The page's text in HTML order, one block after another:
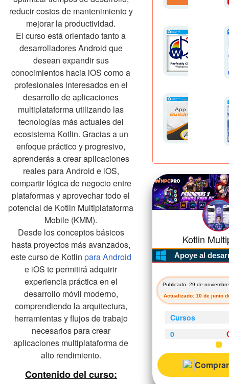
reducir costos de mantenimiento y
mejorar la productividad.
El curso está orientado tanto a
desarrolladores Android que
desean expandir sus
conocimientos hacia iOS como a
profesionales interesados en el
desarrollo de aplicaciones
multiplataforma utilizando las
tecnologías más actuales del
ecosistema Kotlin. Gracias a un
enfoque práctico y progresivo,
aprenderás a crear aplicaciones
reales para Android e iOS,
compartir lógica de negocio entre
plataformas y aprovechar todo el
potencial de Kotlin Multiplataforma
Mobile (KMM).
Desde los conceptos básicos
hasta proyectos más avanzados,
este curso de Kotlin para Android
e iOS te permitirá adquirir
experiencia práctica en el
desarrollo móvil moderno,
comprendiendo la arquitectura,
herramientas y flujos de trabajo
necesarios para crear
aplicaciones multiplataforma de
alto rendimiento.
Contenido del curso:
Kotlin
Apoye al
Publicado: 29 de
Actualizado: 10 de junio
Cursos
0